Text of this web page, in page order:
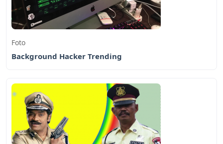
Foto
Background Hacker Trending